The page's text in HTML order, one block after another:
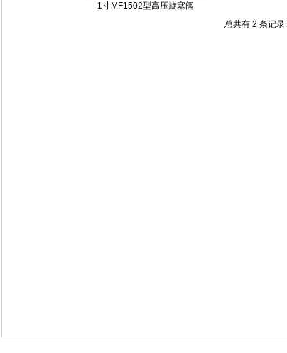
1寸MF1502型高压旋塞阀
总共有 2 条记录